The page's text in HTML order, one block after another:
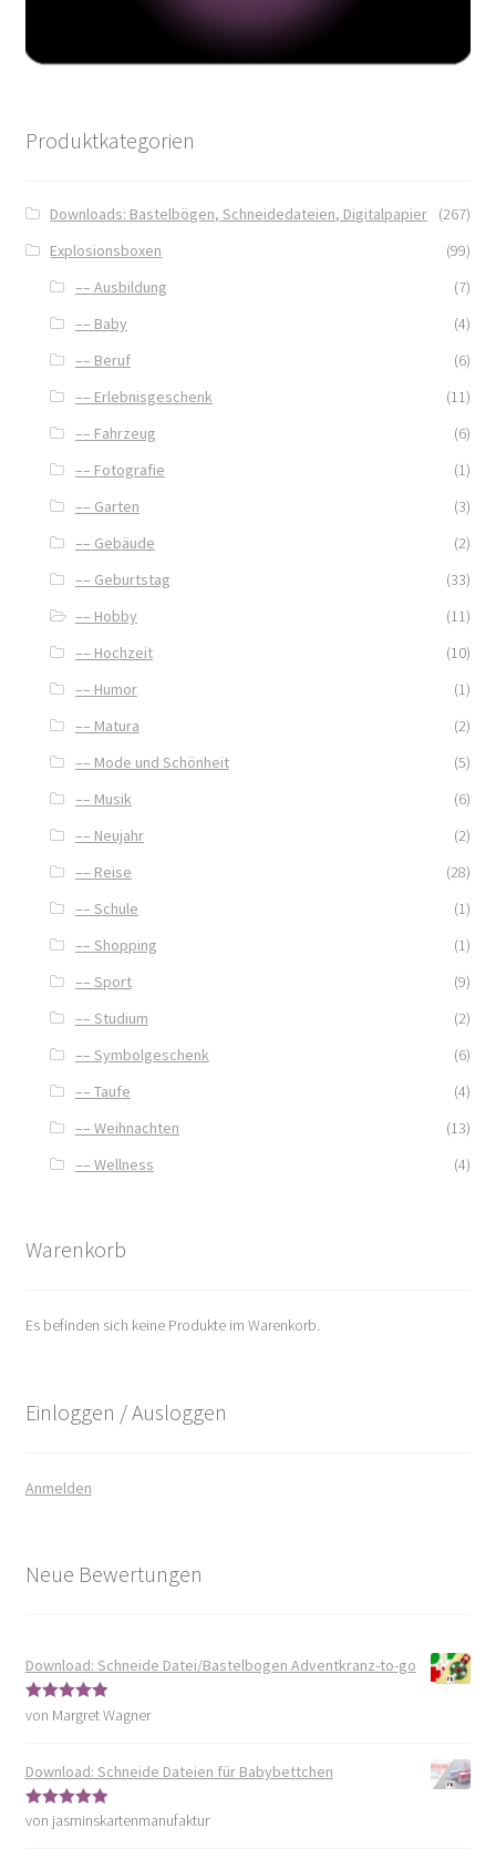
Produktkategorien
Downloads: Bastelbögen, Schneidedateien, Digitalpapier
(267)
Explosionsboxen
(99)
–– Ausbildung
(7)
–– Baby
(4)
–– Beruf
(6)
–– Erlebnisgeschenk
(11)
–– Fahrzeug
(6)
–– Fotografie
(1)
–– Garten
(3)
–– Gebäude
(2)
–– Geburtstag
(33)
–– Hobby
(11)
–– Hochzeit
(10)
–– Humor
(1)
–– Matura
(2)
–– Mode und Schönheit
(5)
–– Musik
(6)
–– Neujahr
(2)
–– Reise
(28)
–– Schule
(1)
–– Shopping
(1)
–– Sport
(9)
–– Studium
(2)
–– Symbolgeschenk
(6)
–– Taufe
(4)
–– Weihnachten
(13)
–– Wellness
(4)
Warenkorb
Es befinden sich keine Produkte im Warenkorb.
Einloggen / Ausloggen
Anmelden
Neue Bewertungen
Download: Schneide Datei/Bastelbogen Adventkranz-to-go
Bewertet mit
von Margret Wagner
Download: Schneide Dateien für Babybettchen
Bewertet mit
von jasminskartenmanufaktur